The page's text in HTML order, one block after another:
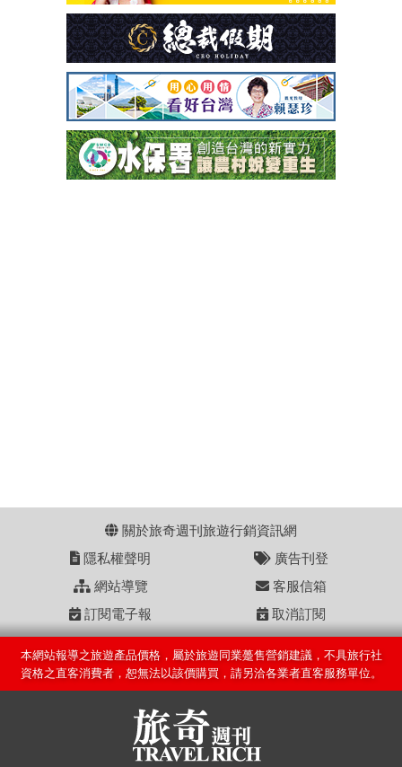
關於旅奇週刊旅遊行銷資訊網
隱私權聲明
廣告刊登
網站導覽
客服信箱
訂閱電子報
取消訂閱
本網站報導之旅遊產品價格，屬於旅遊同業躉售營銷建議，不具旅行社
資格之直客消費者，恕無法以該價購買，請另洽各業者直客服務單位。